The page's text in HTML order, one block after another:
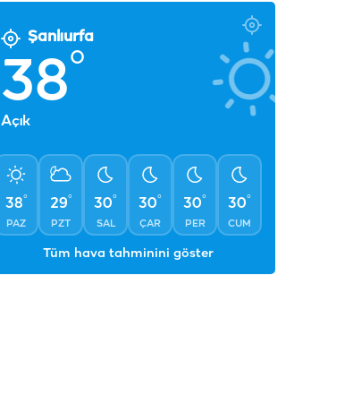
Şanlıurfa
38°
Açık
38°
PAZ
29°
PZT
30°
SAL
30°
ÇAR
30°
PER
30°
CUM
Tüm hava tahminini göster